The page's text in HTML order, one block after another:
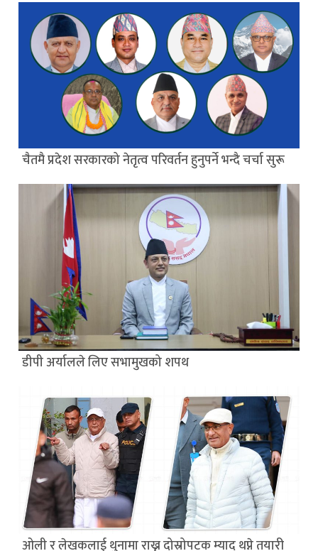
चैतमै प्रदेश सरकारको नेतृत्व परिवर्तन हुनुपर्ने भन्दै चर्चा सुरू
डीपी अर्यालले लिए सभामुखको शपथ
ओली र लेखकलाई थुनामा राख्न दोस्रोपटक म्याद थप्ने तयारी